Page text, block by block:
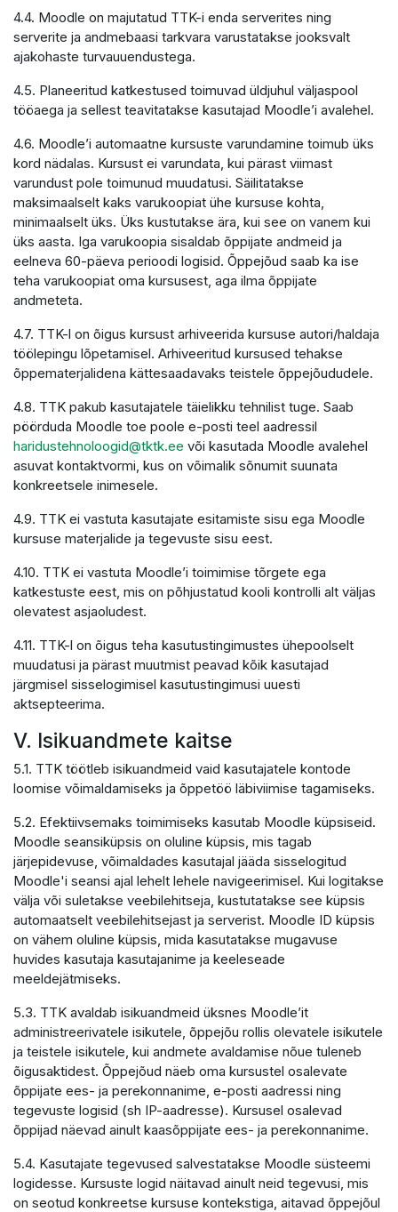
4.4. Moodle on majutatud TTK-i enda serverites ning
serverite ja andmebaasi tarkvara varustatakse jooksvalt
ajakohaste turvauuendustega.
4.5. Planeeritud katkestused toimuvad üldjuhul väljaspool
tööaega ja sellest teavitatakse kasutajad Moodle’i avalehel.
4.6. Moodle’i automaatne kursuste varundamine toimub üks
kord nädalas. Kursust ei varundata, kui pärast viimast
varundust pole toimunud muudatusi. Säilitatakse
maksimaalselt kaks varukoopiat ühe kursuse kohta,
minimaalselt üks. Üks kustutakse ära, kui see on vanem kui
üks aasta. Iga varukoopia sisaldab õppijate andmeid ja
eelneva 60-päeva perioodi logisid. Õppejõud saab ka ise
teha varukoopiat oma kursusest, aga ilma õppijate
andmeteta.
4.7. TTK-l on õigus kursust arhiveerida kursuse autori/haldaja
töölepingu lõpetamisel. Arhiveeritud kursused tehakse
õppematerjalidena kättesaadavaks teistele õppejõududele.
4.8. TTK pakub kasutajatele täielikku tehnilist tuge. Saab
pöörduda Moodle toe poole e-posti teel aadressil
haridustehnoloogid@tktk.ee või kasutada Moodle avalehel
asuvat kontaktvormi, kus on võimalik sõnumit suunata
konkreetsele inimesele.
4.9. TTK ei vastuta kasutajate esitamiste sisu ega Moodle
kursuse materjalide ja tegevuste sisu eest.
4.10. TTK ei vastuta Moodle’i toimimise tõrgete ega
katkestuste eest, mis on põhjustatud kooli kontrolli alt väljas
olevatest asjaoludest.
4.11. TTK-l on õigus teha kasutustingimustes ühepoolselt
muudatusi ja pärast muutmist peavad kõik kasutajad
järgmisel sisselogimisel kasutustingimusi uuesti
aktsepteerima.
V. Isikuandmete kaitse
5.1. TTK töötleb isikuandmeid vaid kasutajatele kontode
loomise võimaldamiseks ja õppetöö läbiviimise tagamiseks.
5.2. Efektiivsemaks toimimiseks kasutab Moodle küpsiseid.
Moodle seansiküpsis on oluline küpsis, mis tagab
järjepidevuse, võimaldades kasutajal jääda sisselogitud
Moodle'i seansi ajal lehelt lehele navigeerimisel. Kui logitakse
välja või suletakse veebilehitseja, kustutatakse see küpsis
automaatselt veebilehitsejast ja serverist. Moodle ID küpsis
on vähem oluline küpsis, mida kasutatakse mugavuse
huvides kasutaja kasutajanime ja keeleseade
meeldejätmiseks.
5.3. TTK avaldab isikuandmeid üksnes Moodle’it
administreerivatele isikutele, õppejõu rollis olevatele isikutele
ja teistele isikutele, kui andmete avaldamise nõue tuleneb
õigusaktidest. Õppejõud näeb oma kursustel osalevate
õppijate ees- ja perekonnanime, e-posti aadressi ning
tegevuste logisid (sh IP-aadresse). Kursusel osalevad
õppijad näevad ainult kaasõppijate ees- ja perekonnanime.
5.4. Kasutajate tegevused salvestatakse Moodle süsteemi
logidesse. Kursuste logid näitavad ainult neid tegevusi, mis
on seotud konkreetse kursuse kontekstiga, aitavad õppejõul